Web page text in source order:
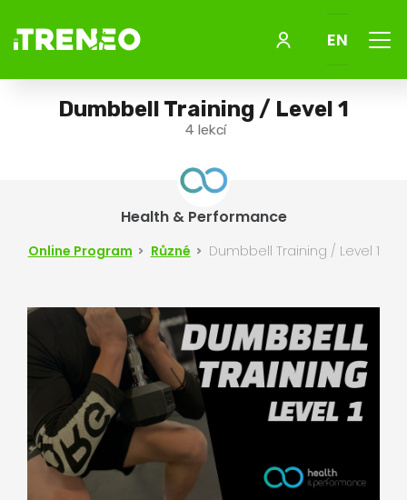
EN Menu
Dumbbell Training / Level 1
4 lekcí
Health & Performance
Online Program Různé Dumbbell Training / Level 1